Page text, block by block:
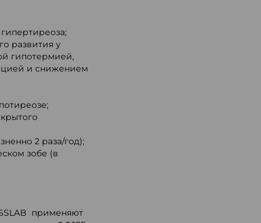
развития у
гипотермией,
и снижением
2 раза/год);
зобе (в
применяют